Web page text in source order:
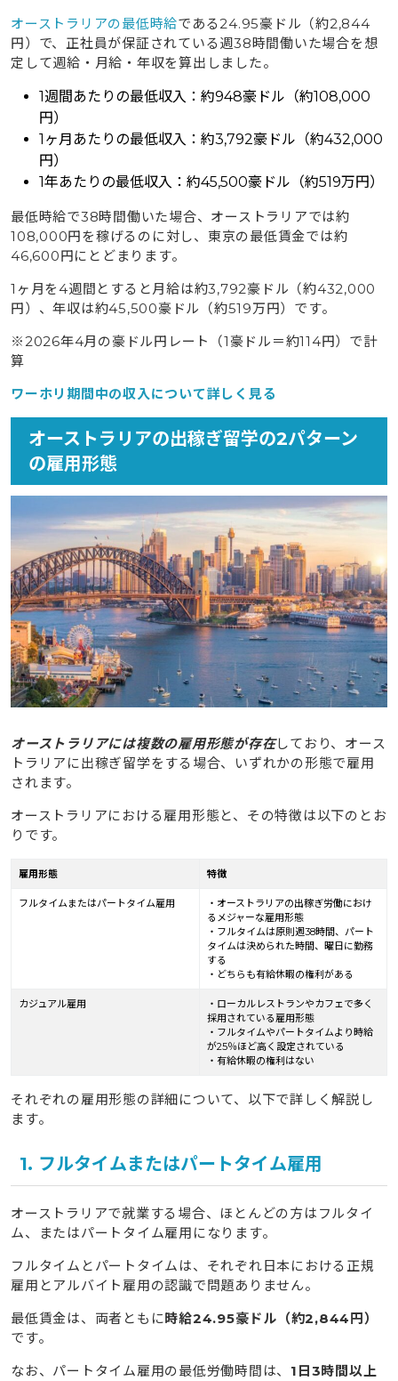
オーストラリアの最低時給である24.95豪ドル（約2,844
円） で、正社員が保証されている週38時間働いた場合を想
定して週給・月給・年収を算出しました。
1週間あたりの最低収入： 約948豪ドル（約108,000
円）
1ヶ月あたりの最低収入： 約3,792豪ドル（約432,000
円）
1年あたりの最低収入：約45,500豪ドル（約519万円）
最低時給で38時間働いた場合、オーストラリアでは約
108,000円を稼げるのに対し、東京の最低賃金では約
46,600円にとどまります。
1ヶ月を4週間とすると月給は約3,792豪ドル（約432,000
円）、年収は約45,500豪ドル（約519万円）です。
※2026年4月の豪ドル円レート（1豪ドル＝約114円）で計
算
ワーホリ期間中の収入について詳しく見る
オーストラリアの出稼ぎ留学の2パターン
の雇用形態
オーストラリアには複数の雇用形態が存在しており、オース
トラリアに出稼ぎ留学をする場合、いずれかの形態で雇用
されます。
オーストラリアにおける雇用形態と、その特徴は以下のとお
りです。
雇用形態 特徴
フルタイムまたはパートタイム雇用
・オーストラリアの出稼ぎ労働におけ
るメジャーな雇用形態
・フルタイムは原則週38時間、パート
タイムは決められた時間、曜日に勤務
する
・どちらも有給休暇の権利がある
カジュアル雇用
・ローカルレストランやカフェで多く
採用されている雇用形態
・フルタイムやパートタイムより時給
が25％ほど高く設定されている
・有給休暇の権利はない
それぞれの雇用形態の詳細について、以下で詳しく解説し
ます。
1. フルタイムまたはパートタイム雇用
オーストラリアで就業する場合、ほとんどの方はフルタイ
ム、またはパートタイム雇用になります。
フルタイムとパートタイムは、それぞれ日本における正規
雇用とアルバイト雇用の認識で問題ありません。
最低賃金は、両者ともに時給24.95豪ドル（約2,844円）
です。
なお、パートタイム雇用の最低労働時間は、 1日3時間以上